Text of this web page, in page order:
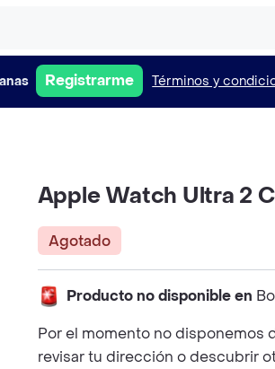
Registrarme Términos y
Apple Watch Ultra 2
Agotado
Producto no disponible en
Por el momento no disponemos
revisar tu dirección o descubrir